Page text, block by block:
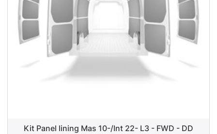
Kit Panel lining Mas 10-/Int 22- L3 - FWD - DD